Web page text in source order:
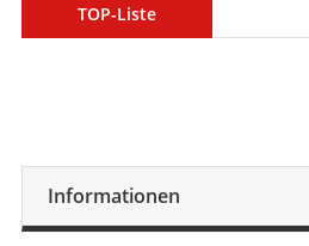
TOP-Liste
Informationen